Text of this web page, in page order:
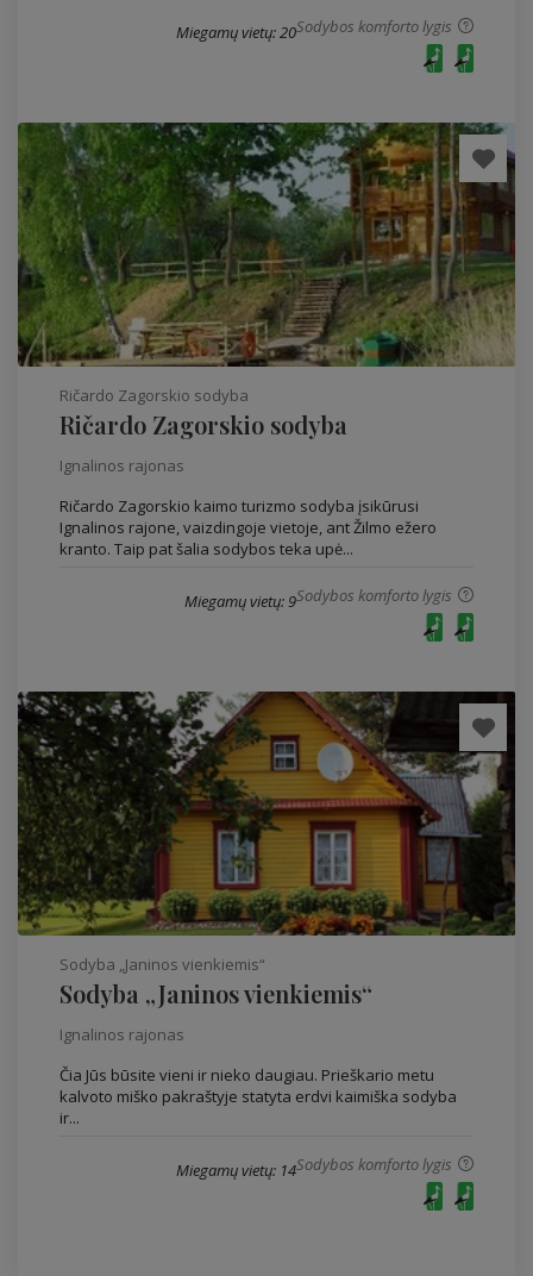
Sodybos komforto lygis
Miegamų vietų: 20
Ričardo Zagorskio sodyba
Ričardo Zagorskio sodyba
Ignalinos rajonas
Ričardo Zagorskio kaimo turizmo sodyba įsikūrusi
Ignalinos rajone, vaizdingoje vietoje, ant Žilmo ežero
kranto. Taip pat šalia sodybos teka upė...
Sodybos komforto lygis
Miegamų vietų: 9
Sodyba „Janinos vienkiemis“
Sodyba „Janinos vienkiemis“
Ignalinos rajonas
Čia Jūs būsite vieni ir nieko daugiau. Prieškario metu
kalvoto miško pakraštyje statyta erdvi kaimiška sodyba
ir...
Sodybos komforto lygis
Miegamų vietų: 14